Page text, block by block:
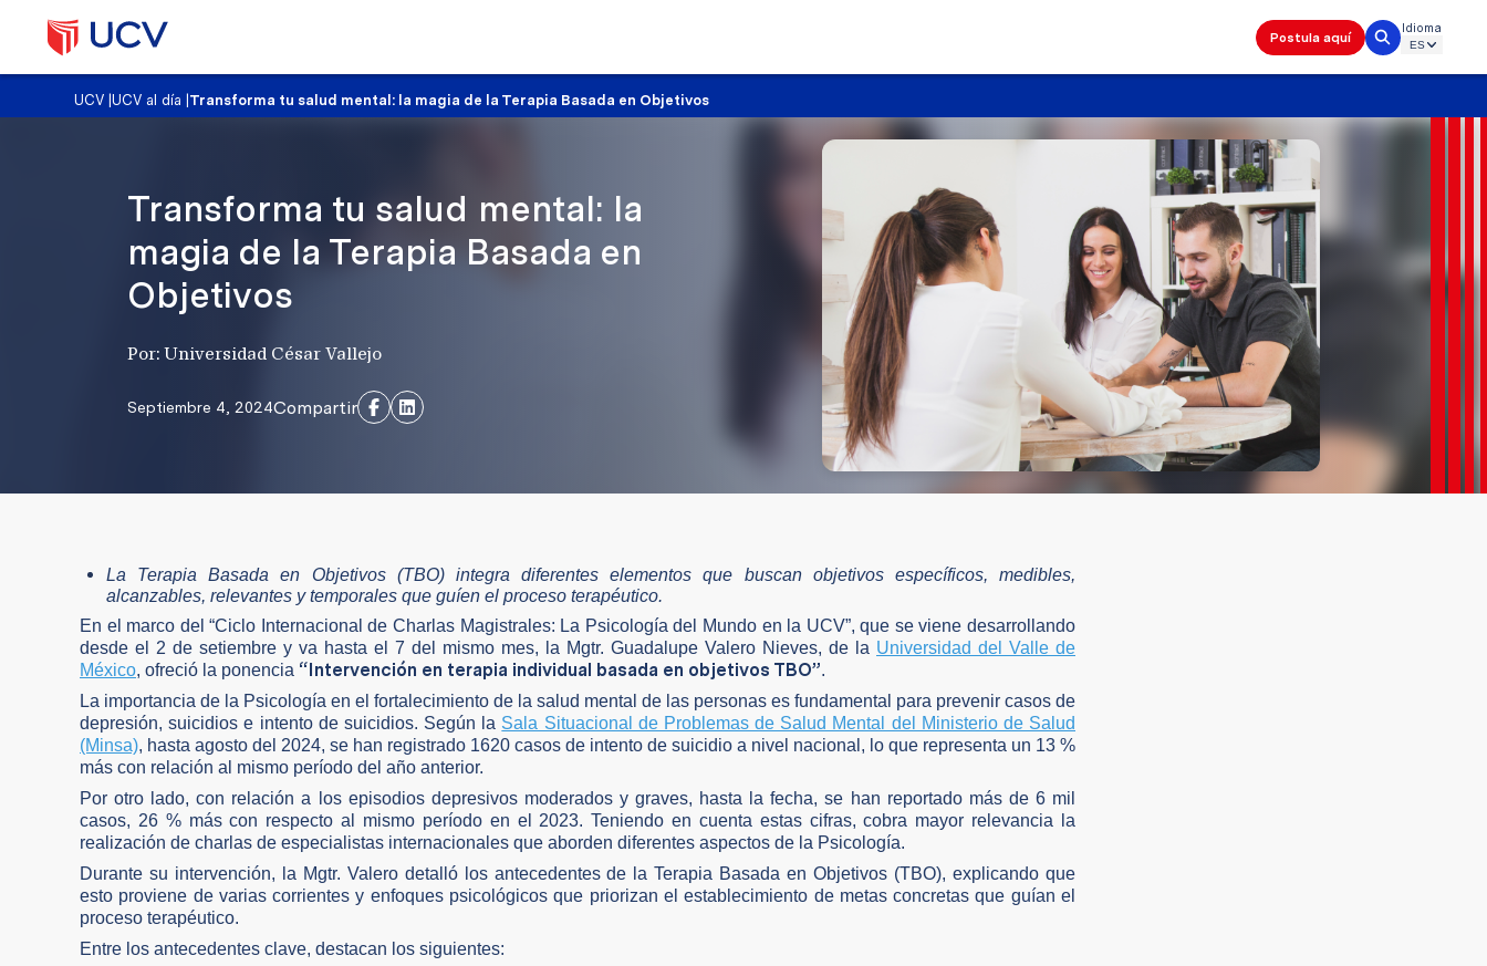
Postula aquí
Idioma
UCV |UCV al día Transforma tu salud mental: la magia de la Terapia Basada en Objetivos
Transforma tu salud mental: la
magia de la Terapia Basada en
Objetivos
Por: Universidad César Vallejo
Septiembre 4, 2024Compartir
La Terapia Basada en Objetivos (TBO) integra diferentes elementos que buscan objetivos específicos, medibles,
alcanzables, relevantes y temporales que guíen el proceso terapéutico.
En el marco del “Ciclo Internacional de Charlas Magistrales: La Psicología del Mundo en la UCV”, que se viene desarrollando
desde el 2 de setiembre y va hasta el 7 del mismo mes, la Mgtr. Guadalupe Valero Nieves, de la Universidad del Valle de
México, ofreció la ponencia “Intervención en terapia individual basada en objetivos TBO”.
La importancia de la Psicología en el fortalecimiento de la salud mental de las personas es fundamental para prevenir casos de
depresión, suicidios e intento de suicidios. Según la Sala Situacional de Problemas de Salud Mental del Ministerio de Salud
(Minsa), hasta agosto del 2024, se han registrado 1620 casos de intento de suicidio a nivel nacional, lo que representa un 13 %
más con relación al mismo período del año anterior.
Por otro lado, con relación a los episodios depresivos moderados y graves, hasta la fecha, se han reportado más de 6 mil
casos, 26 % más con respecto al mismo período en el 2023. Teniendo en cuenta estas cifras, cobra mayor relevancia la
realización de charlas de especialistas internacionales que aborden diferentes aspectos de la Psicología.
Durante su intervención, la Mgtr. Valero detalló los antecedentes de la Terapia Basada en Objetivos (TBO), explicando que
esto proviene de varias corrientes y enfoques psicológicos que priorizan el establecimiento de metas concretas que guían el
proceso terapéutico.
Entre los antecedentes clave, destacan los siguientes: